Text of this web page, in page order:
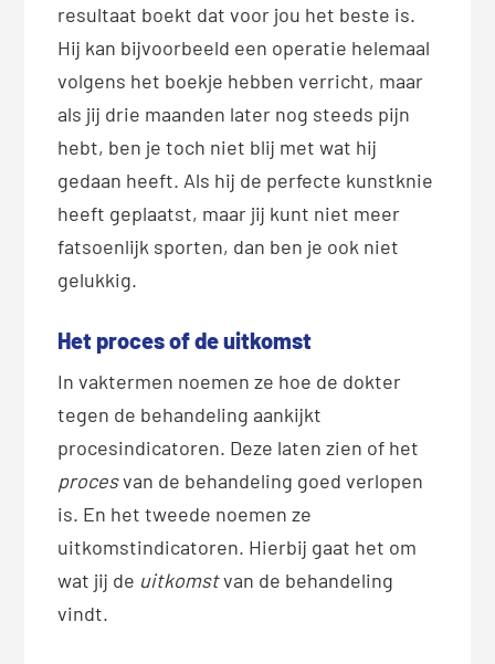
resultaat boekt dat voor jou het beste is.
Hij kan bijvoorbeeld een operatie helemaal
volgens het boekje hebben verricht, maar
als jij drie maanden later nog steeds pijn
hebt, ben je toch niet blij met wat hij
gedaan heeft. Als hij de perfecte kunstknie
heeft geplaatst, maar jij kunt niet meer
fatsoenlijk sporten, dan ben je ook niet
gelukkig.
Het proces of de uitkomst
In vaktermen noemen ze hoe de dokter
tegen de behandeling aankijkt
procesindicatoren. Deze laten zien of het
procesvan de behandeling goed verlopen
is. En het tweede noemen ze
uitkomstindicatoren. Hierbij gaat het om
wat jij de uitkomstvan de behandeling
vindt.